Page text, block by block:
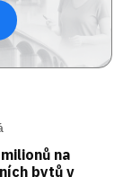
na
bytů v